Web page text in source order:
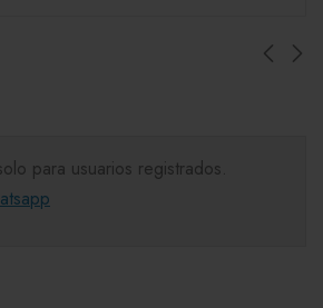
para usuarios registrados.